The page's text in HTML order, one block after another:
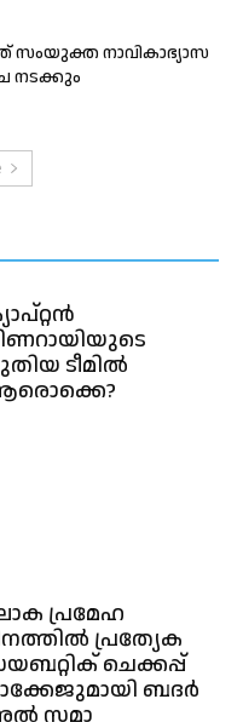
നാവികാഭ്യാസ
നടക്കും
ടീമിൽ
പ്രമേഹ
പ്രത്യേക
ചെക്കപ്പ്
ബദർ
സമാ